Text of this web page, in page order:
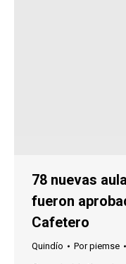
78 nuevas
fueron
Cafetero
Quindío Porpiemse